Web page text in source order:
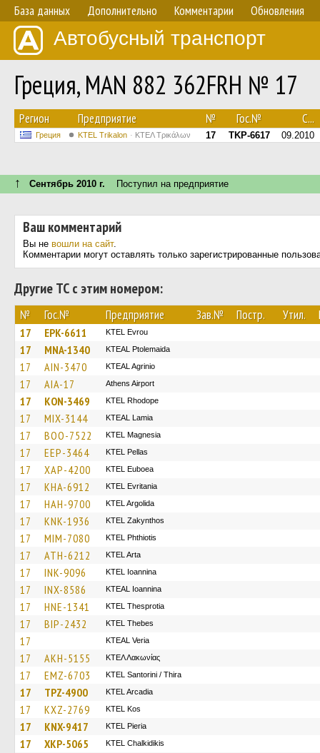
База данных Дополнительно Комментарии Обновления
Автобусный транспорт
Греция, MAN 882 362FRH № 17
Регион Предприятие № Гос.№ С...
Греция ΚΤΕL Τrikalon ΚΤΕΛ Τρικάλων 17 TKP-6617 09.2010
↑ Сентябрь 2010 г. Поступил на предприятие
Ваш комментарий
Вы не вошли на сайт.
Комментарии могут оставлять только зарегистрированные
Другие ТС с этим номером:
№ Гос.№ Предприятие Зав.№ Постр. Утил.
17 EPK-6611 KTEL Evrou
17 MNA-1340 KTEAL Ptolemaida
17 AIN-3470 KTEAL Agrinio
17 AIA-17 Athens Airport
17 KON-3469 KTEL Rhodope
17 MIX-3144 KTEAL Lamia
17 BOO-7522 ΚΤΕL Magnesia
17 EEP-3464 KTEL Pellas
17 XAP-4200 ΚΤΕL Euboea
17 KHA-6912 ΚΤΕL Evritania
17 HAH-9700 KTEL Argolida
17 KNK-1936 KTEL Zakynthos
17 MIM-7080 ΚΤΕL Phthiotis
17 ATH-6212 KTEL Arta
17 INK-9096 KTEL Ioannina
17 INX-8586 KTEAL Ioannina
17 HNE-1341 KTEL Thesprotia
17 BIP-2432 KTEL Thebes
17 KTEAL Veria
17 AKH-5155 ΚΤΕΛ Λακωνίας
17 EMZ-6703 KTEL Santorini / Thira
17 TPZ-4900 KTEL Arcadia
17 KXZ-2769 KTEL Kos
17 KNX-9417 KTEL Pieria
17 XKP-5065 ΚΤΕL Chalkidikis